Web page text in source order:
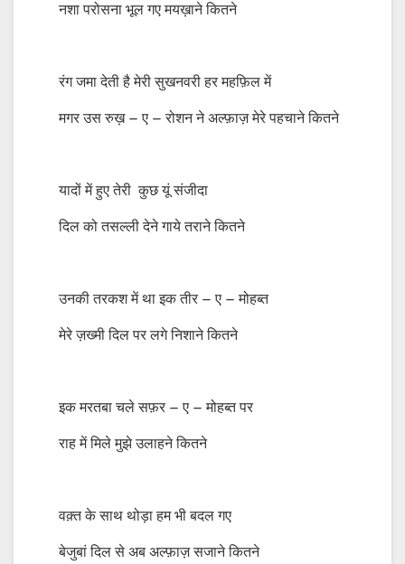
नशा परोसना भूल गए मयख़ाने कितने
रंग जमा देती है मेरी सुखनवरी हर महफ़िल में
मगर उस रुख़ – ए – रोशन ने अल्फ़ाज़ मेरे पहचाने कितने
यादों में हुए तेरी कुछ यूं संजीदा
दिल को तसल्ली देने गाये तराने कितने
उनकी तरकश में था इक तीर – ए – मोहब्त
मेरे ज़ख्मी दिल पर लगे निशाने कितने
इक मरतबा चले सफ़र – ए – मोहब्त पर
राह में मिले मुझे उलाहने कितने
वक़्त के साथ थोड़ा हम भी बदल गए
बेजुबां दिल से अब अल्फ़ाज़ सजाने कितने